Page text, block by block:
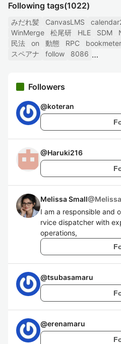
Following tags(1022)
みだれ髪 CanvasLMS
WinMerge
松尾研 HLE SDM
民法
on 動態 RPC bookmeter
スペアナ
follow 8086
Followers
@koteran
@Haruki216
Melissa Small@
I am a responsible and
rvice dispatcher with
operations,
@tsubasamaru
@erenamaru